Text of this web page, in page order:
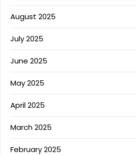
August 2025
July 2025
June 2025
May 2025
April 2025
March 2025
February 2025